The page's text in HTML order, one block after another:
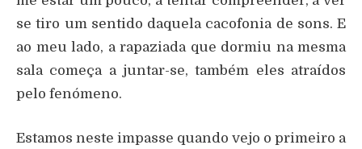
se tiro um sentido daquela cacofonia de sons. E
ao meu lado, a rapaziada que dormiu na mesma
sala começa a juntar-se, também eles atraídos
pelo fenómeno.
Estamos neste impasse quando vejo o primeiro a